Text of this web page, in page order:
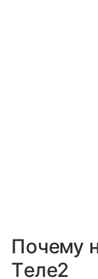
Почему
Tеле2